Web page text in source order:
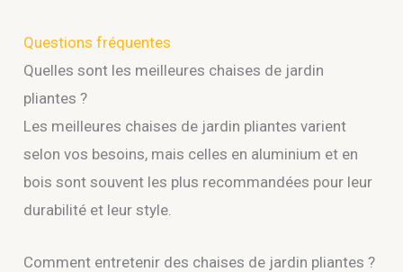
Questions fréquentes
Quelles sont les meilleures chaises de jardin
pliantes ?
Les meilleures chaises de jardin pliantes varient
selon vos besoins, mais celles en aluminium et en
bois sont souvent les plus recommandées pour leur
durabilité et leur style.
Comment entretenir des chaises de jardin pliantes ?